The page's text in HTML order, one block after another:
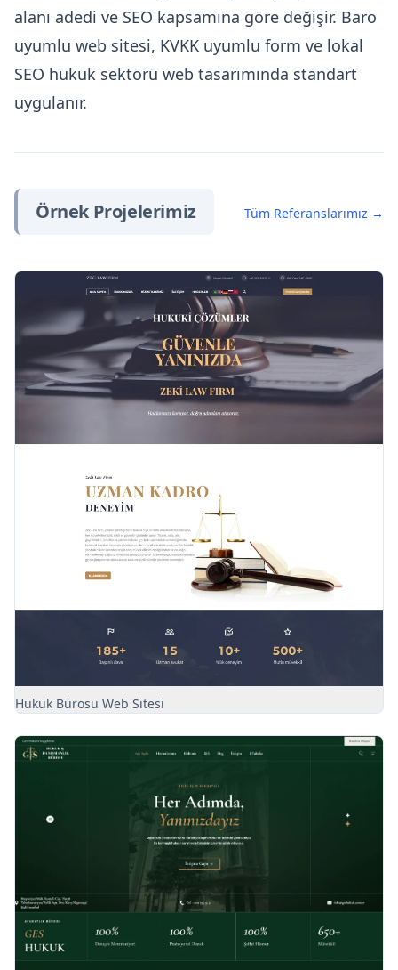
alanı adedi ve SEO kapsamına göre değişir. Baro
uyumlu web sitesi, KVKK uyumlu form ve lokal
SEO hukuk sektörü web tasarımında standart
uygulanır.
Örnek Projelerimiz Tüm Referanslarımız →
Hukuk Bürosu Web Sitesi